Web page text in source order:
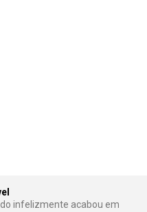
infelizmente acabou em